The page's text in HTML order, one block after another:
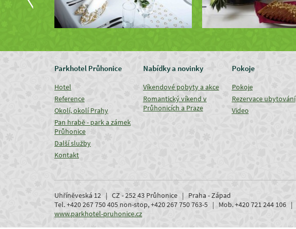
Parkhotel Průhonice
Hotel
Reference
Okolí, okolí Prahy
Pan hrabě - park a zámek
Průhonice
Další služby
Kontakt
Nabídky a novinky
Víkendové pobyty a akce
Romantický víkend v
Průhonicích a Praze
Pokoje
Pokoje
Rezervace ubytování
Video
Uhříněveská 12 | CZ - 252 43 Průhonice | Praha - Západ
Tel. +420 267 750 405 non-stop, +420 267 750 763-5 | Mob. +420 721 244 106 |
www.parkhotel-pruhonice.cz